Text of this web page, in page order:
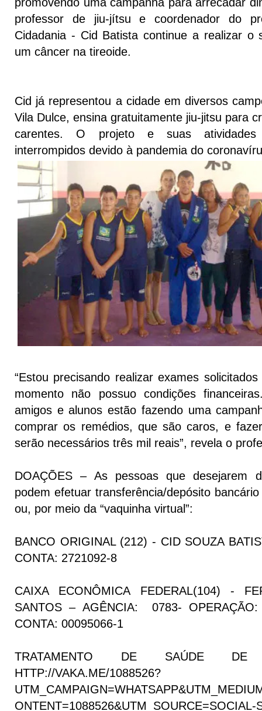
professor de jiu-jítsu e coordenador do
Cidadania - Cid Batista continue a realizar o
um câncer na tireoide.
Cid já representou a cidade em diversos
Vila Dulce, ensina gratuitamente jiu-jitsu para
carentes. O projeto e suas atividades
interrompidos devido à pandemia do
“Estou precisando realizar exames
momento não possuo condições
amigos e alunos estão fazendo uma
comprar os remédios, que são caros, e
serão necessários três mil reais”, revela o
DOAÇÕES – As pessoas que desejarem
podem efetuar transferência/depósito
ou, por meio da “vaquinha virtual”:
BANCO ORIGINAL (212) - CID SOUZA
CONTA: 2721092-8
CAIXA ECONÔMICA FEDERAL(104) -
SANTOS – AGÊNCIA: 0783-
CONTA: 00095066-1
TRATAMENTO DE SAÚDE
HTTP://VAKA.ME/1088526?
ONTENT=1088526&UTM_SOURCE=SOCIAL-